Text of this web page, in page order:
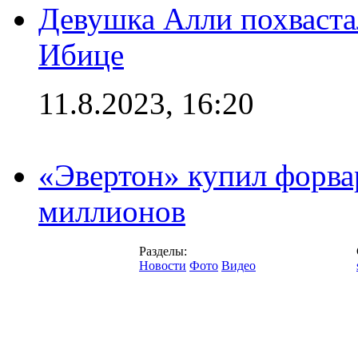
Девушка Алли
Ибице
11.8.2023, 16:20
«Эвертон» купил
миллионов
Разделы:
Новости Фото Видео